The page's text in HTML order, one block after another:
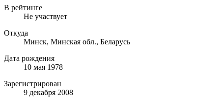
В рейтинге
Не участвует
Откуда
Минск, Минская обл., Беларусь
Дата рождения
10 мая 1978
Зарегистрирован
9 декабря 2008